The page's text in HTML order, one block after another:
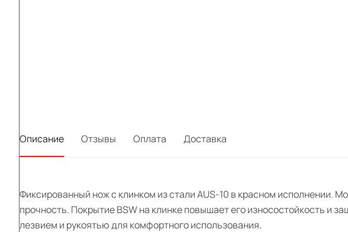
Описание Отзывы Оплата Доставка
Фиксированный нож с клинком из стали AUS-10 в красном исполнении.
прочность. Покрытие BSW на клинке повышает его износостойкость и
лезвием и рукоятью для комфортного использования.